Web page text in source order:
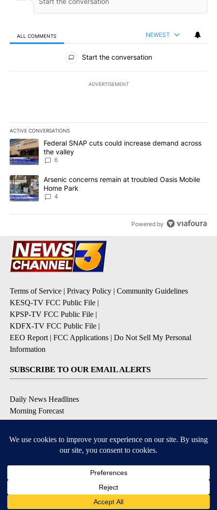
ALL COMMENTS NEWEST
All Comments
Start the conversation
ADVERTISEMENT
ACTIVE CONVERSATIONS
The following is a list of the most commented articles in the last
A trending article titled "Federal SNAP cuts could increase
Federal SNAP cuts could increase demand across
the valley
6
A trending article titled "Arsenic concerns remain at troubled
Arsenic concerns remain at troubled Oasis Mobile
Home Park
4
Powered by
Terms of Service | Privacy Policy | Community Guidelines
KESQ-TV FCC Public File |
KPSP-TV FCC Public File |
KDFX-TV FCC Public File |
EEO Report | FCC Applications | Do Not Sell My Personal
Information
SUBSCRIBE TO OUR EMAIL ALERTS
Daily News Headlines
Morning Forecast
Breaking News
Contests & Promotions
DOWNLOAD OUR APPS
Available for iOS and Android